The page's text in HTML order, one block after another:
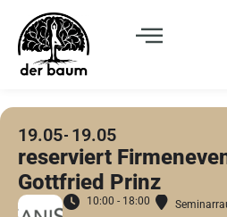
19.05 19.05
reserviert
Gottfried Prinz
10:00 - 18:00